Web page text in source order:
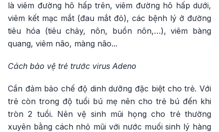
là viêm đường hô hấp trên, viêm đường hô hấp dưới,
viêm kết mạc mắt (đau mắt đỏ), các bệnh lý ở đường
tiêu hóa (tiêu chảy, nôn, buồn nôn,…), viêm bàng
quang, viêm não, màng não...
Cách bảo vệ trẻ trước virus Adeno
Cần đảm bảo chế độ dinh dưỡng đặc biệt cho trẻ. Với
trẻ còn trong độ tuổi bú mẹ nên cho trẻ bú đến khi
tròn 2 tuổi. Nên vệ sinh mũi họng cho trẻ thường
xuyên bằng cách nhỏ mũi với nước muối sinh lý hàng